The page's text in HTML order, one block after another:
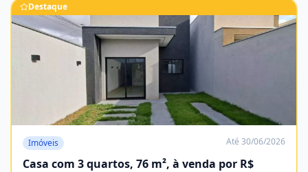
Destaque
Imóveis Até 30/06/2026
Casa com 3 quartos, 76 m², à venda por R$